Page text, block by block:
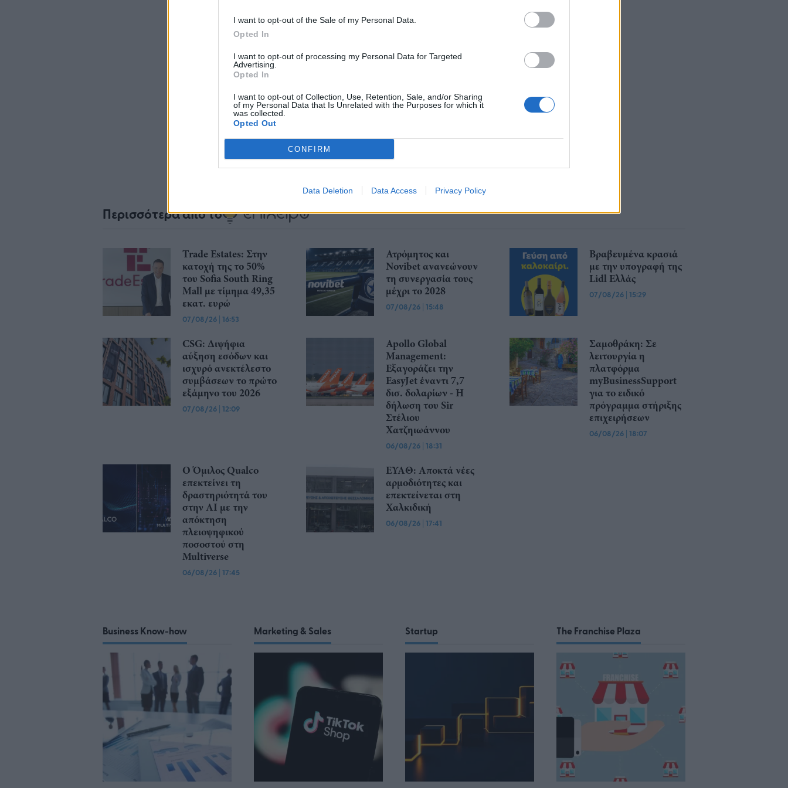
I want to opt-out of the Sale of my Personal Data.
Opted In
I want to opt-out of processing my Personal Data for Targeted
Advertising.
Opted In
I want to opt-out of Collection, Use, Retention, Sale, and/or Sharing
of my Personal Data that Is Unrelated with the Purposes for which it
was collected.
Opted Out
CONFIRM
Data Deletion Data Access Privacy Policy
Σχολιάστε
... σχόλια
Περισσότερα από το
Trade Estates: Στην
κατοχή της το 50%
του Sofia South Ring
Mall με τίμημα 49,35
εκατ. ευρώ
07/08/26 | 16:53
Ατρόμητος και
Novibet ανανεώνουν
τη συνεργασία τους
μέχρι το 2028
07/08/26 | 15:48
Βραβευμένα κρασιά
με την υπογραφή της
Lidl Ελλάς
07/08/26 | 15:29
CSG: Διψήφια
αύξηση εσόδων και
ισχυρό ανεκτέλεστο
συμβάσεων το πρώτο
εξάμηνο του 2026
07/08/26 | 12:09
Apollo Global
Management:
Εξαγοράζει την
EasyJet έναντι 7,7
δισ. δολαρίων - Η
δήλωση του Sir
Στέλιου
Χατζηιωάννου
06/08/26 | 18:31
Σαμοθράκη: Σε
λειτουργία η
πλατφόρμα
myBusinessSupport
για το ειδικό
πρόγραμμα στήριξης
επιχειρήσεων
06/08/26 | 18:07
Ο Όμιλος Qualco
επεκτείνει τη
δραστηριότητά του
στην ΑΙ με την
απόκτηση
πλειοψηφικού
ποσοστού στη
Multiverse
06/08/26 | 17:45
ΕΥΑΘ: Αποκτά νέες
αρμοδιότητες και
επεκτείνεται στη
Χαλκιδική
06/08/26 | 17:41
Business Know-how Marketing & Sales Startup The Franchise Plaza